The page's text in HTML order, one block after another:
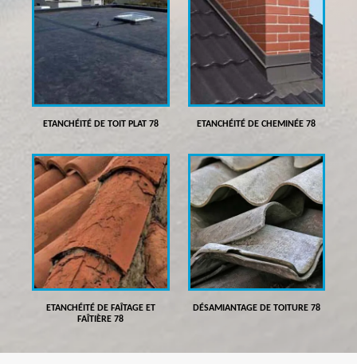
ETANCHÉITÉ DE TOIT PLAT 78 ETANCHÉITÉ DE CHEMINÉE 78
ETANCHÉITÉ DE FAÎTAGE ET
FAÎTIÈRE 78
DÉSAMIANTAGE DE TOITURE 78